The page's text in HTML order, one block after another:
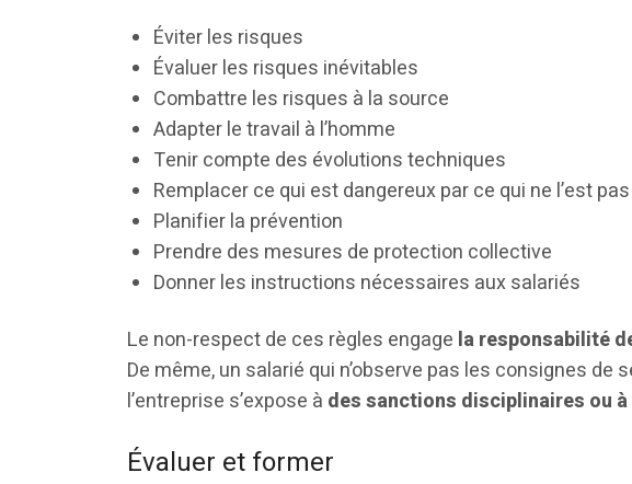
Éviter les risques
Évaluer les risques inévitables
Combattre les risques à la source
Adapter le travail à l’homme
Tenir compte des évolutions techniques
Remplacer ce qui est dangereux par ce qui ne l’est
Planifier la prévention
Prendre des mesures de protection collective
Donner les instructions nécessaires aux salariés
Le non-respect de ces règles engage la responsabilité
De même, un salarié qui n’observe pas les consignes
l’entreprise s’expose à dessanctions disciplinaires ou
Évaluer et former